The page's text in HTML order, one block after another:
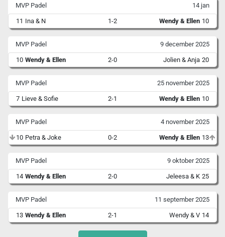
MVP Padel 14 jan
11 Ina & N 1-2 Wendy & Ellen 10
MVP Padel 9 december 2025
10 Wendy & Ellen 2-0 Jolien & Anja 20
MVP Padel 25 november 2025
7 Lieve & Sofie 2-1 Wendy & Ellen 10
MVP Padel 4 november 2025
10 Petra & Joke 0-2 Wendy & Ellen 13
MVP Padel 9 oktober 2025
14 Wendy & Ellen 2-0 Jeleesa & K 25
MVP Padel 11 september 2025
13 Wendy & Ellen 2-1 Wendy & V 14